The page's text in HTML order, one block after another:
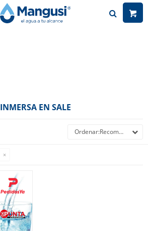
INMERSA EN SALE
Recomendados